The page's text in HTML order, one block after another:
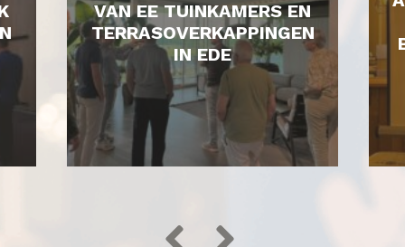
VAN EE TUINKAMERS EN
TERRASOVERKAPPINGEN
IN EDE